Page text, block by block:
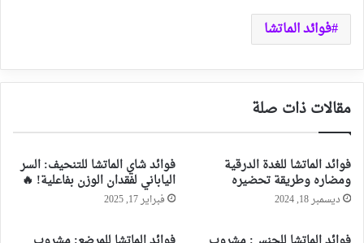
فوائد الماتشا
مقالات ذات صلة
فوائد الماتشا للغدة الدرقية
ومضاره وطريقة تحضيره
ديسمبر 18, 2024
فوائد شاي الماتشا للتنحيف: السر
الياباني لفقدان الوزن بفاعلية! 🔥
فبراير 17, 2025